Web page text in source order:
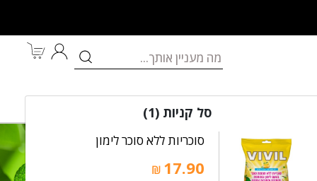
מותגים במבצע
סל קניות(1)
סוכריות ללא סוכר לימון
₪ 17.90